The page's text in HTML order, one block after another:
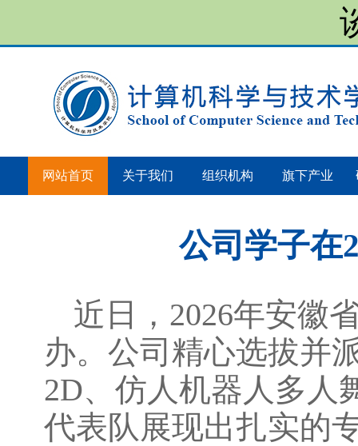
网站首页 关于我们 组织机构 旗下产业
公司学子在
近日，2026年安徽
办。公司精心选拔并
2D、仿人机器人多人
代表队展现出扎实的